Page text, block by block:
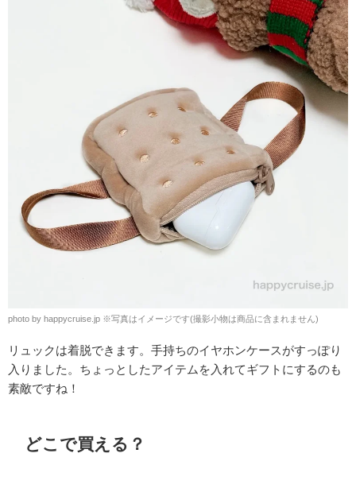
photo by happycruise.jp ※写真はイメージです(撮影小物は商品に含まれません)
リュックは着脱できます。手持ちのイヤホンケースがすっぽり
入りました。ちょっとしたアイテムを入れてギフトにするのも
素敵ですね！
どこで買える？